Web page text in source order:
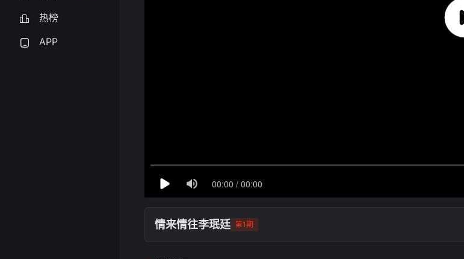
热榜
APP
情来情往李珉廷 第1期